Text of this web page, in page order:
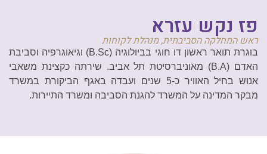
פז נקש עזרא
ראש המחלקה הסביבתית, מנהלת לקוחות
בוגרת תואר ראשון דו חוגי בביולוגיה (B.Sc) וגיאוגרפיה וסביבת
האדם (B.A) מאוניברסיטת תל אביב. שירתה כקצינת משאבי
אנוש בחיל האוויר כ-5 שנים ועבדה באגף הביקורת במשרד
מבקר המדינה על המשרד להגנת הסביבה ומשרד התיירות.